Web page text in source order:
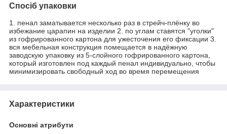
Спосіб упаковки
1. пенал заматывается несколько раз в стрейч-плёнку во
избежание царапин на изделии 2. по углам ставятся "уголки"
из гофрированного картона для ужесточения его фиксации 3.
вся мебельная конструкция помещается в надёжную
заводскую упаковку из 5-слойного гофрированного картона,
который изготовлен под каждый пенал индивидуально, чтобы
минимизировать свободный ход во время перемещения
Характеристики
Основні атрибути